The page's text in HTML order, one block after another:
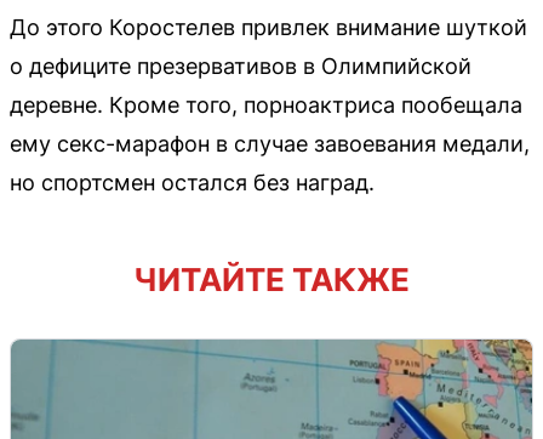
До этого Коростелев привлек внимание шуткой
о дефиците презервативов в Олимпийской
деревне. Кроме того, порноактриса пообещала
ему секс-марафон в случае завоевания медали,
но спортсмен остался без наград.
ЧИТАЙТЕ ТАКЖЕ